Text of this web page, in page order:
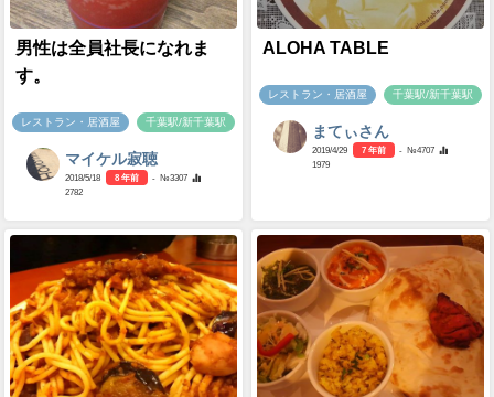
男性は全員社長になれま
す。
レストラン・居酒屋 千葉駅/新千葉駅
マイケル寂聴
2018/5/18 8 年前
- №3307
2782
ALOHA TABLE
レストラン・居酒屋 千葉駅/新千葉駅
まてぃさん
2019/4/29 7 年前
- №4707
1979